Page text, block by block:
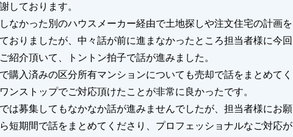
しております。
なかった別のハウスメーカー経由で土地探しや注文住宅の計画を
おりましたが、中々話が前に進まなかったところ担当者様に今回
紹介頂いて、トントン拍子で話が進みました。
購入済みの区分所有マンションについても売却で話をまとめてく
ンストップでご対応頂けたことが非常に良かったです。
は募集してもなかなか話が進みませんでしたが、担当者様にお願
短期間で話をまとめてくださり、プロフェッショナルなご対応が